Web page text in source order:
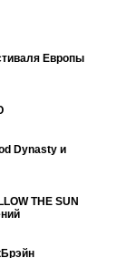
Европы
Dynasty и
THE SUN